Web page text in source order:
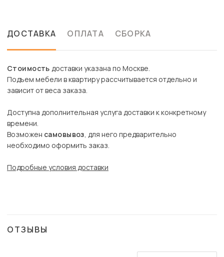
ДОСТАВКА ОПЛАТА СБОРКА
Стоимость доставки указана по Москве.
Подъем мебели в квартиру рассчитывается отдельно и
зависит от веса заказа.
Доступна дополнительная услуга доставки к конкретному
времени.
Возможен самовывоз, для него предварительно
необходимо оформить заказ.
Подробные условия доставки
ОТЗЫВЫ